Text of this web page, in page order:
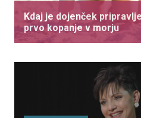
Kdaj je dojenček
prvo kopanje v morju